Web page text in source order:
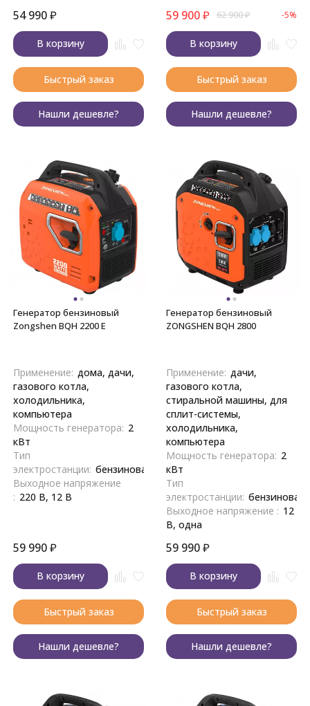
54 990₽
В корзину
Быстрый заказ
Нашли дешевле?
59 900₽ 62 900₽ -5%
В корзину
Быстрый заказ
Нашли дешевле?
Генератор бензиновый
Zongshen BQH 2200 E
Применение: дома, дачи,
газового котла,
холодильника,
компьютера
Мощность генератора: 2
кВт
Тип
электростанции: бензиновая
Выходное напряжение
: 220 В, 12 В
59 990₽
В корзину
Быстрый заказ
Нашли дешевле?
Генератор бензиновый
ZONGSHEN BQH 2800
Применение: дачи,
газового котла,
стиральной машины, для
сплит-системы,
холодильника,
компьютера
Мощность генератора: 2
кВт
Тип
электростанции: бензиновая
Выходное напряжение : 12
В, одна
59 990₽
В корзину
Быстрый заказ
Нашли дешевле?